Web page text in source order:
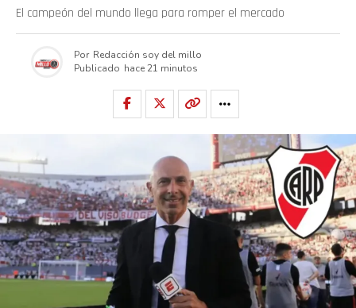
El campeón del mundo llega para romper el mercado
Por Redacción soy del millo
Publicado hace 21 minutos